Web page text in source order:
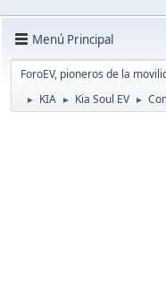
Menú Principal
ForoEV, pioneros de la
► KIA ► Kia Soul EV ►